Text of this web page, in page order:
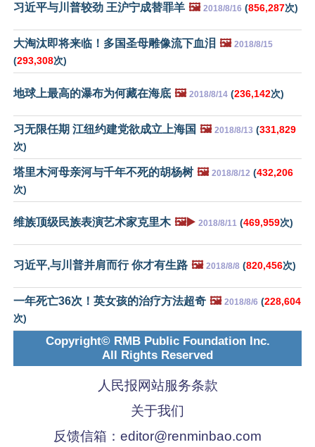
习近平与川普较劲 王沪宁成替罪羊 🖼️ 2018/8/16 (856,287次)
大淘汰即将来临！多国圣母雕像流下血泪 🖼️ 2018/8/15
(293,308次)
地球上最高的瀑布为何藏在海底 🖼️ 2018/8/14 (236,142次)
习无限任期 江纽约建党欲成立上海国 🖼️ 2018/8/13 (331,829
次)
塔里木河母亲河与千年不死的胡杨树 🖼️ 2018/8/12 (432,206
次)
维族顶级民族表演艺术家克里木 🖼️▶️ 2018/8/11 (469,959次)
习近平,与川普并肩而行 你才有生路 🖼️ 2018/8/8 (820,456次)
一年死亡36次！英女孩的治疗方法超奇 🖼️ 2018/8/6 (228,604
次)
Copyright© RMB Public Foundation Inc.
All Rights Reserved
人民报网站服务条款
关于我们
反馈信箱： editor@renminbao.com